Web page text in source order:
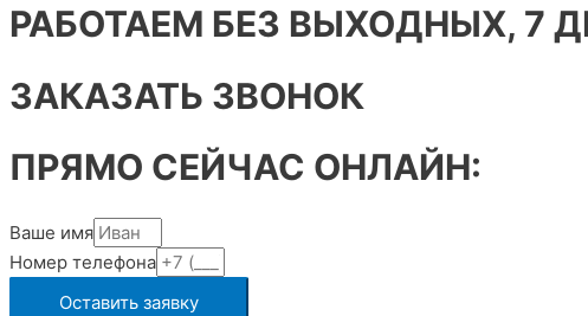
РАБОТАЕМ БЕЗ ВЫХОДНЫХ, 7
ЗАКАЗАТЬ ЗВОНОК
ПРЯМО СЕЙЧАС ОНЛАЙН:
Ваше имя
Номер телефона
Оставить заявку